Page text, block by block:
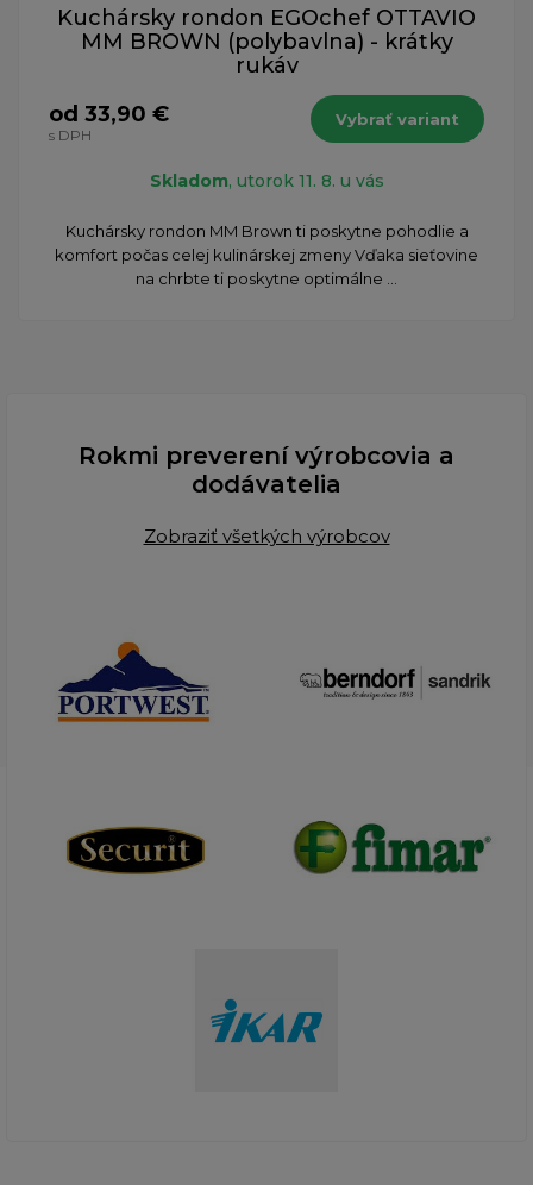
Kuchársky rondon EGOchef OTTAVIO
MM BROWN (polybavlna) - krátky
rukáv
od 33,90 €
s DPH
Vybrať variant
Skladom, utorok 11. 8. u vás
​Kuchársky rondon MM Brown ti poskytne pohodlie a
komfort počas celej kulinárskej zmeny Vďaka sieťovine
na chrbte ti poskytne optimálne ...
Rokmi preverení výrobcovia a
dodávatelia
Zobraziť všetkých výrobcov